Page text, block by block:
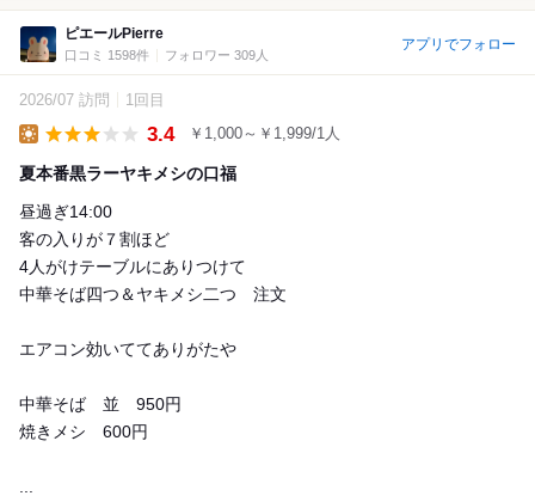
ピエールPierre
口コミ 1598件 フォロワー 309人
アプリでフォロー
2026/07 訪問 1回目
3.4 ￥1,000～￥1,999/1人
夏本番黒ラーヤキメシの口福
昼過ぎ14:00
客の入りが７割ほど
4人がけテーブルにありつけて
中華そば四つ＆ヤキメシ二つ 注文
エアコン効いててありがたや
中華そば 並 950円
焼きメシ 600円